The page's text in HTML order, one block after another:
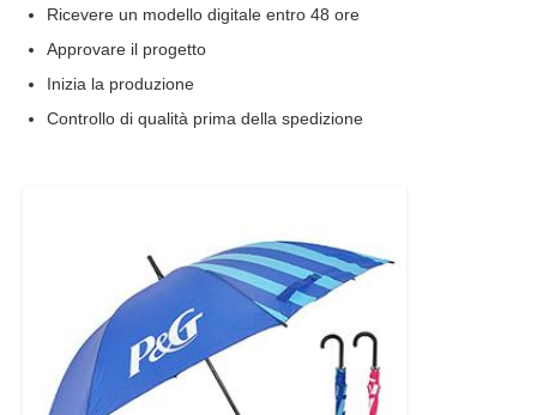
Ricevere un modello digitale entro 48 ore
Approvare il progetto
Inizia la produzione
Controllo di qualità prima della spedizione